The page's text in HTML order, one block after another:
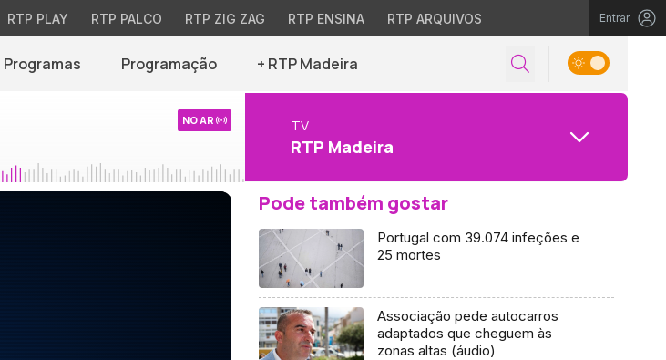
RTP PLAY RTP PALCO RTP ZIG ZAG RTP ENSINA RTP ARQUIVOS Entrar
Programas Programação + RTP Madeira
NO AR TV
RTP Madeira
Pode também gostar
Portugal com 39.074 infeções e
25 mortes
Associação pede autocarros
adaptados que cheguem às
zonas altas (áudio)